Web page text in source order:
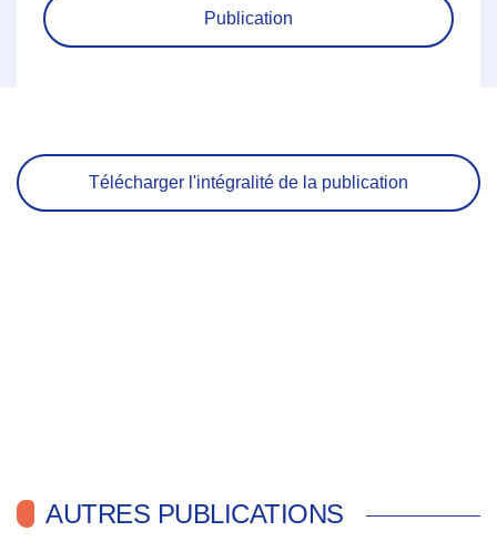
Publication
Télécharger l'intégralité de la publication
AUTRES PUBLICATIONS